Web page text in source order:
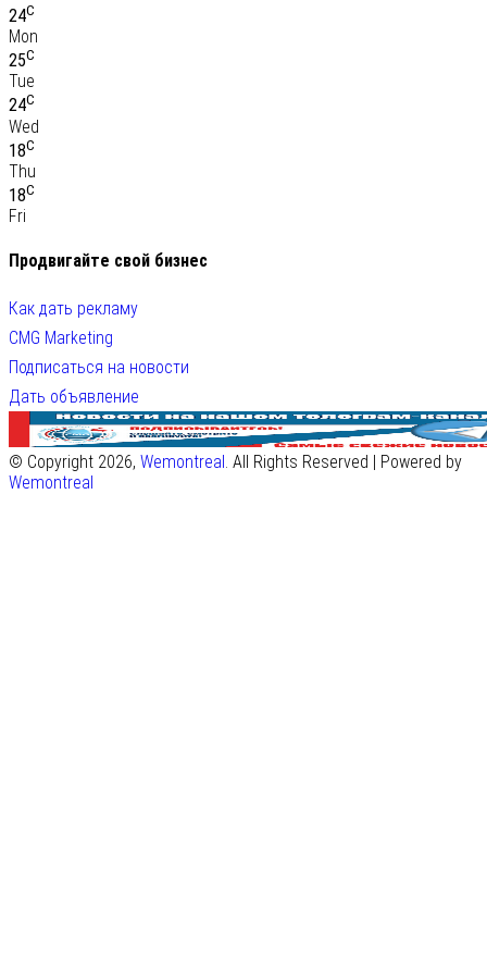
24C
Mon
25C
Tue
24C
Wed
18C
Thu
18C
Fri
Продвигайте свой бизнес
Как дать рекламу
CMG Marketing
Подписаться на новости
Дать объявление
© Copyright 2026, Wemontreal. All Rights Reserved | Powered by
Wemontreal